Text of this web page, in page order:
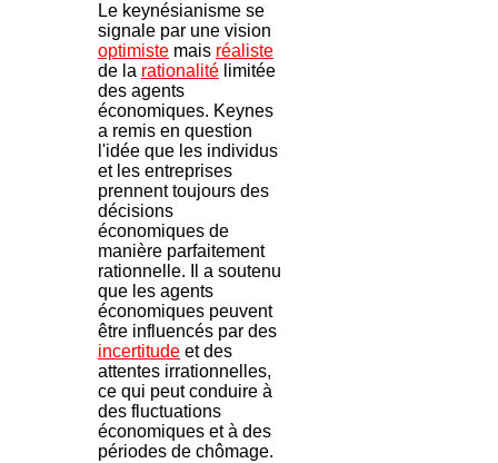
Le keynésianisme se
signale par une vision
optimiste mais réaliste
de la rationalité limitée
des agents
économiques. Keynes
a remis en question
l'idée que les individus
et les entreprises
prennent toujours des
décisions
économiques de
manière parfaitement
rationnelle. Il a soutenu
que les agents
économiques peuvent
être influencés par des
incertitude et des
attentes irrationnelles,
ce qui peut conduire à
des fluctuations
économiques et à des
périodes de chômage.